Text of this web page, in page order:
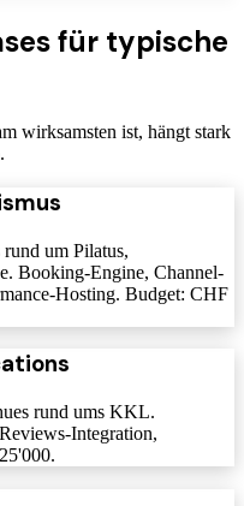
für typische
wirksamsten ist, hängt stark
um Pilatus,
Booking-Engine, Channel-
Hosting. Budget: CHF
rund ums KKL.
Integration,